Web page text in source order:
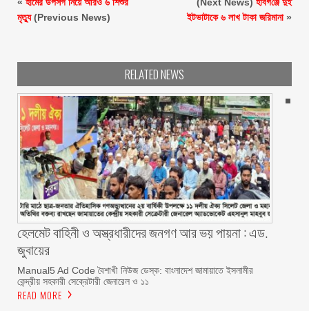
মৃত্যু(Previous News)
ইটভাটাকে ৬ লাখ টাকা জরিমানা»
RELATED NEWS
হেলমেট বাহিনী ও অস্ত্রধারীদের জনগণ আর ভয় পায়না : এড.
জুবায়ের
Manual5 Ad Code বৈশাখী নিউজ ডেস্ক: বাংলাদেশ জামায়াতে ইসলামীর
কেন্দ্রীয় সহকারী সেক্রেটারী জেনারেল ও ১১
READ MORE